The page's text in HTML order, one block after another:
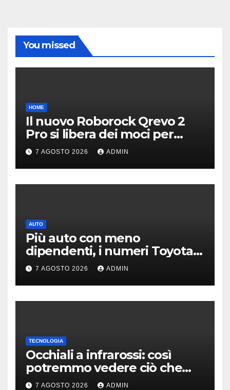
You missed
HOME
Il nuovo Roborock Qrevo 2
Pro si libera dei moci per
pulire i tappeti | PREZZO
7 AGOSTO 2026 ADMIN
AUTO
Più auto con meno
dipendenti, i numeri Toyota
che “scuotono” Volkswagen
7 AGOSTO 2026 ADMIN
TECNOLOGIA
Occhiali a infrarossi: così
potremmo vedere ciò che
oggi è invisibile
7 AGOSTO 2026 ADMIN